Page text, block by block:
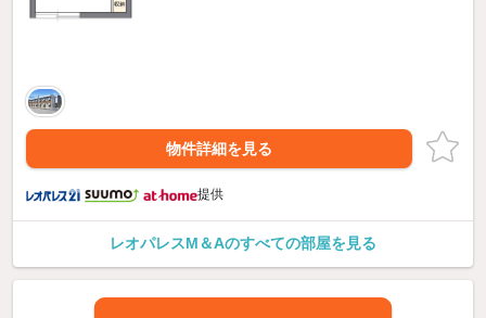
物件詳細を見る
提供
レオパレスM＆Aのすべての部屋を見る